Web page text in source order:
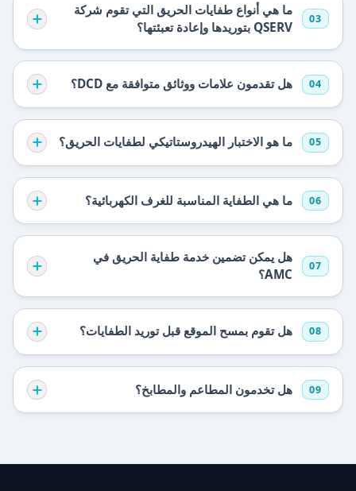
03
ما هي أنواع طفايات الحريق التي تقوم شركة
QSERV بتوريدها وإعادة تعبئتها؟
04 هل تقدمون علامات ووثائق متوافقة مع DCD؟
05 ما هو الاختبار الهيدروستاتيكي لطفايات الحريق؟
06 ما هي الطفاية المناسبة للغرف الكهربائية؟
07
هل يمكن تضمين خدمة طفاية الحريق في
AMC؟
08 هل تقوم بمسح الموقع قبل توريد الطفايات؟
09 هل تخدمون المطاعم والمطابخ؟